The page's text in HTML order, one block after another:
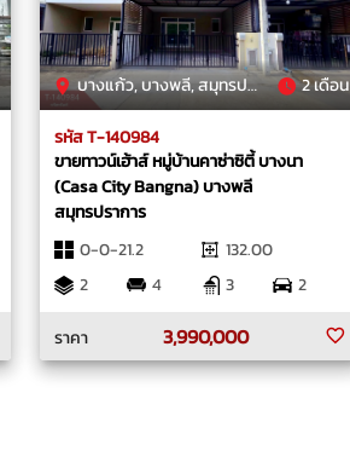
บางแก้ว, บางพลี, สมุทรปราการ 2 เดือน
รหัส T-140984
ขายทาวน์เฮ้าส์ หมู่บ้านคาซ่าซิตี้ บางนา
(Casa City Bangna) บางพลี
สมุทรปราการ
0-0-21.2
132.00
2
4 3
2
ราคา
3,990,000